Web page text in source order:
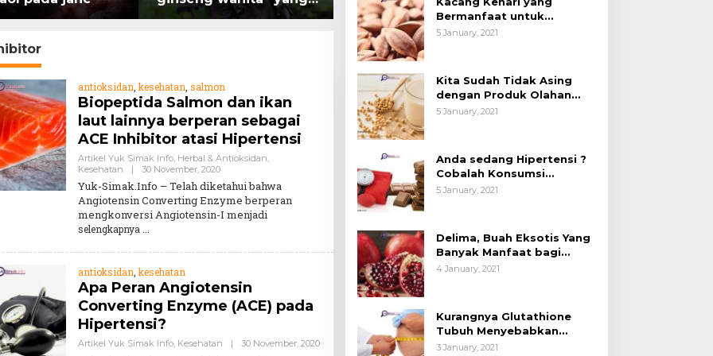
memiliki peran
Kesehatan (Bukan
Hanya untuk Bahan Kue)
Kedelai, Tapi Sudah
antioksidan,kesehatan, salmon
Biopeptida Salmon dan ikan
laut lainnya berperan sebagai
ACE Inhibitor atasi Hipertensi
Artikel Yuk Simak Info, Herbal & Antioksidan,
Kesehatan
| 30 November, 2020By
August
Yuk-Simak.Info – Telah diketahui bahwa
Angiotensin Converting Enzyme berperan
mengkonversi Angiotensin-I menjadi
selengkapnya
antioksidan,kesehatan
Apa Peran Angiotensin
Converting Enzyme (ACE) pada
Hipertensi?
Artikel Yuk Simak Info, Kesehatan | 30 November, 2020By
Bermanfaat untuk
Kesehatan (Bukan Hanya
5 January, 2021
Kita Sudah Tidak Asing
dengan Produk Olahan
Kedelai, Tapi Sudah Tahu
5 January, 2021
Anda sedang Hipertensi ?
Cobalah Konsumsi
Cokelat.
5 January, 2021
Delima, Buah Eksotis Yang
Banyak Manfaat bagi
Tubuh
4 January, 2021
Kurangnya Glutathione
Tubuh Menyebabkan
Obesitas
3 January, 2021